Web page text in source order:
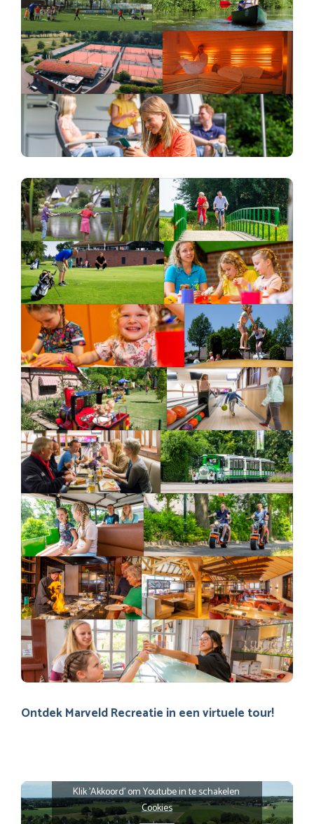
Ontdek Marveld Recreatie in een virtuele tour!
Klik 'Akkoord' om Youtube in te schakelen
Cookies